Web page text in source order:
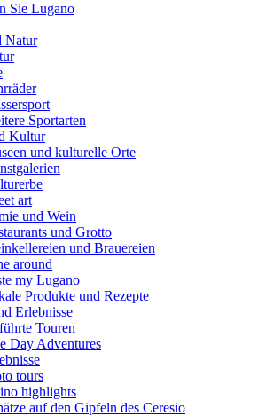
Sie Lugano
Natur
Sportarten
Kultur
und kulturelle Orte
art
und Wein
und Grotto
und Brauereien
around
my Lugano
Produkte und Rezepte
Erlebnisse
Touren
Day Adventures
tours
highlights
auf den Gipfeln des Ceresio